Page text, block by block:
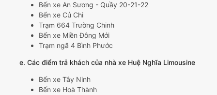
Bến xe An Sương - Quầy 20-21-22
Bến xe Củ Chi
Trạm 664 Trường Chinh
Bến xe Miền Đông Mới
Trạm ngã 4 Bình Phước
e. Các điểm trả khách của nhà xe Huệ Nghĩa Limousine
Bến xe Tây Ninh
Bến xe Hoà Thành